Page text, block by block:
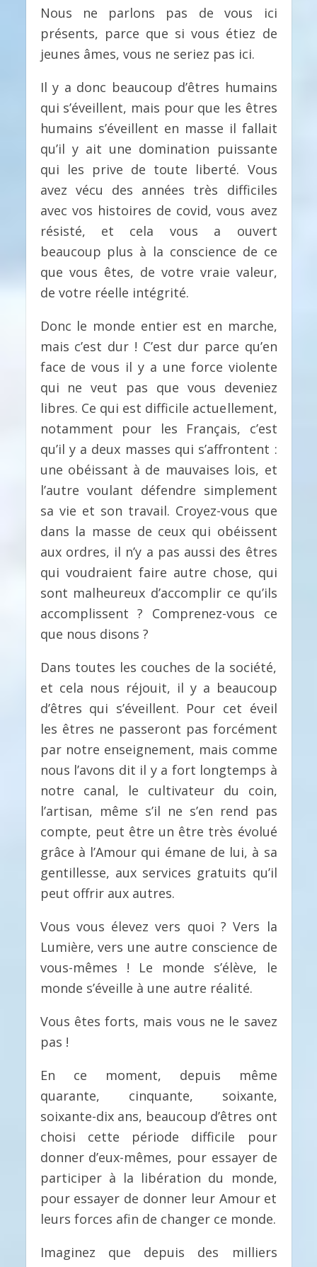
Nous ne parlons pas de vous ici
présents, parce que si vous étiez de
jeunes âmes, vous ne seriez pas ici.
Il y a donc beaucoup d’êtres humains
qui s’éveillent, mais pour que les êtres
humains s’éveillent en masse il fallait
qu’il y ait une domination puissante
qui les prive de toute liberté. Vous
avez vécu des années très difficiles
avec vos histoires de covid, vous avez
résisté, et cela vous a ouvert
beaucoup plus à la conscience de ce
que vous êtes, de votre vraie valeur,
de votre réelle intégrité.
Donc le monde entier est en marche,
mais c’est dur ! C’est dur parce qu’en
face de vous il y a une force violente
qui ne veut pas que vous deveniez
libres. Ce qui est difficile actuellement,
notamment pour les Français, c’est
qu’il y a deux masses qui s’affrontent :
une obéissant à de mauvaises lois, et
l’autre voulant défendre simplement
sa vie et son travail. Croyez-vous que
dans la masse de ceux qui obéissent
aux ordres, il n’y a pas aussi des êtres
qui voudraient faire autre chose, qui
sont malheureux d’accomplir ce qu’ils
accomplissent ? Comprenez-vous ce
que nous disons ?
Dans toutes les couches de la société,
et cela nous réjouit, il y a beaucoup
d’êtres qui s’éveillent. Pour cet éveil
les êtres ne passeront pas forcément
par notre enseignement, mais comme
nous l’avons dit il y a fort longtemps à
notre canal, le cultivateur du coin,
l’artisan, même s’il ne s’en rend pas
compte, peut être un être très évolué
grâce à l’Amour qui émane de lui, à sa
gentillesse, aux services gratuits qu’il
peut offrir aux autres.
Vous vous élevez vers quoi ? Vers la
Lumière, vers une autre conscience de
vous-mêmes ! Le monde s’élève, le
monde s’éveille à une autre réalité.
Vous êtes forts, mais vous ne le savez
pas !
En ce moment, depuis même
quarante, cinquante, soixante,
soixante-dix ans, beaucoup d’êtres ont
choisi cette période difficile pour
donner d’eux-mêmes, pour essayer de
participer à la libération du monde,
pour essayer de donner leur Amour et
leurs forces afin de changer ce monde.
Imaginez que depuis des milliers